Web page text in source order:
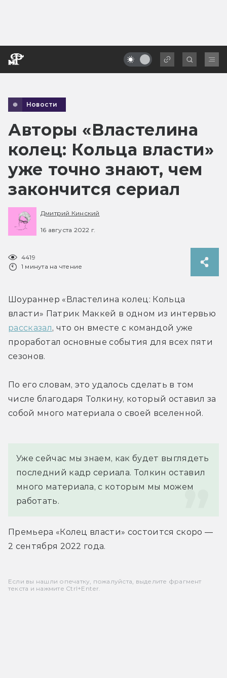
Новости
Авторы «Властелина
колец: Кольца власти»
уже точно знают, чем
закончится сериал
Дмитрий Кинский
16 августа 2022 г.
4419
1 минута на чтение
Шоураннер «Властелина колец: Кольца
рассказал, что он вместе с командой уже
проработал основные события для всех пяти
сезонов.
По его словам, это удалось сделать в том
числе благодаря Толкину, который оставил за
собой много материала о своей вселенной.
Уже сейчас мы знаем, как будет выглядеть
последний кадр сериала. Толкин оставил
много материала, с которым мы можем
работать.
Премьера «Колец власти» состоится скоро —
2 сентября 2022 года.
Если вы нашли опечатку, пожалуйста, выделите фрагмент
текста и нажмите Ctrl+Enter.